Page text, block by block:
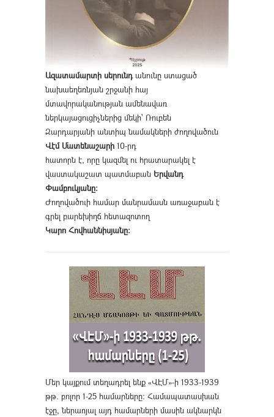
Ազատամարտի սերունդանունը ստացած
նախաեղեռնյան շրջանի հայ
մտավորականության ամենավառ
ներկայացուցիչներից մեկի՝ Ռուբեն
Զարդարյանի անտիպ նամակների ժողովածուն
Վէմ Մատենաշարի 10-րդ
հատորն է, որը կազմել ու հրատարակել է
վաստակաշատ պատմաբան Երվանդ
Փամբուկյանը։
Ժողովածուի համար մանրամասն առաջաբան է
գրել բարեխիղճ հետազոտող
Կարո Հովհաննիսյանը։
Մեր կայքում տեղադրել ենք «ՎԷՄ»-ի 1933-1939
թթ. բոլոր 1-25 համարները։ Համապատասխան
էջը, ներառյալ այդ համարների մասին ակնարկն